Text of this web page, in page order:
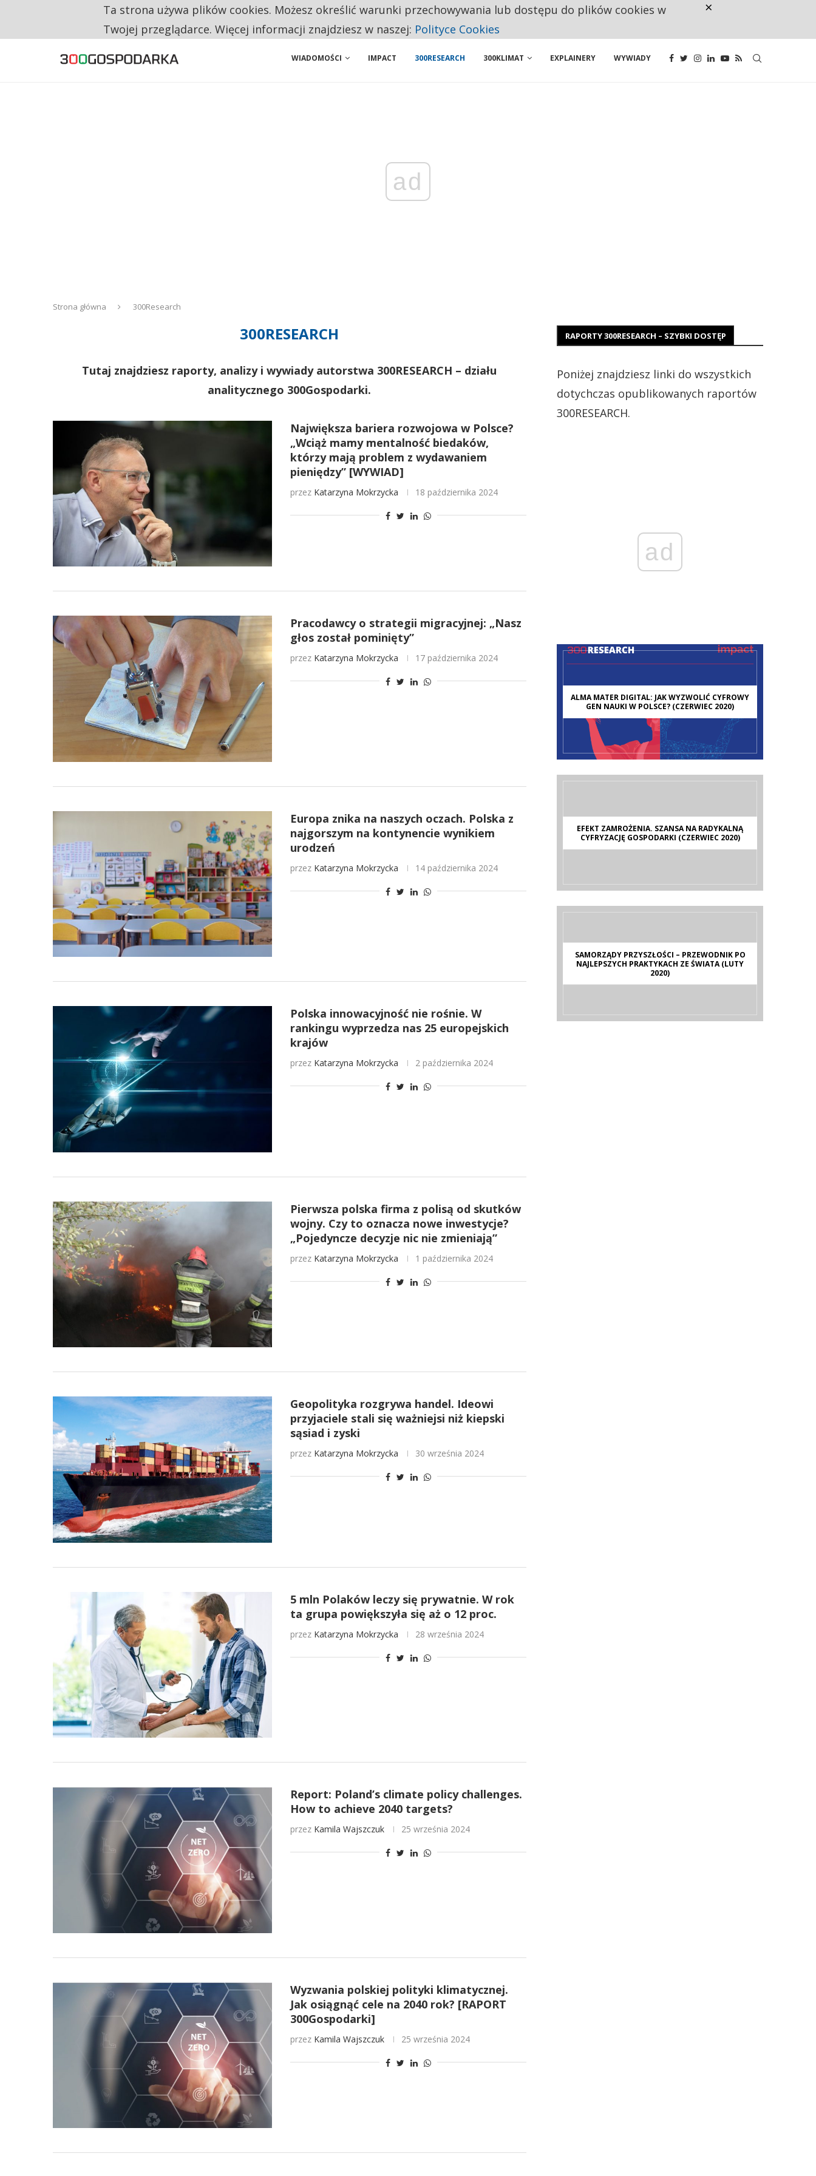
CO TRZECIĄ ZŁOTÓWKĘ Z EMERYTURY SENIORZY PRZEZNACZAJĄ NA PODSTAWOWE ZAKUPY
WIADOMOŚCI IMPACT 300RESEARCH 300KLIMAT EXPLAINERY WYWIADY
ad
Strona główna 300Research
300RESEARCH
Tutaj znajdziesz raporty, analizy i wywiady autorstwa 300RESEARCH – działu
analitycznego 300Gospodarki.
Największa bariera rozwojowa w Polsce?
„Wciąż mamy mentalność biedaków,
którzy mają problem z wydawaniem
pieniędzy” [WYWIAD]
przez Katarzyna Mokrzycka 18 października 2024
Pracodawcy o strategii migracyjnej: „Nasz
głos został pominięty”
przez Katarzyna Mokrzycka 17 października 2024
Europa znika na naszych oczach. Polska z
najgorszym na kontynencie wynikiem
urodzeń
przez Katarzyna Mokrzycka 14 października 2024
Polska innowacyjność nie rośnie. W
rankingu wyprzedza nas 25 europejskich
krajów
przez Katarzyna Mokrzycka 2 października 2024
Pierwsza polska firma z polisą od skutków
wojny. Czy to oznacza nowe inwestycje?
„Pojedyncze decyzje nic nie zmieniają”
przez Katarzyna Mokrzycka 1 października 2024
Geopolityka rozgrywa handel. Ideowi
przyjaciele stali się ważniejsi niż kiepski
sąsiad i zyski
przez Katarzyna Mokrzycka 30 września 2024
5 mln Polaków leczy się prywatnie. W rok
ta grupa powiększyła się aż o 12 proc.
przez Katarzyna Mokrzycka 28 września 2024
Report: Poland’s climate policy challenges.
How to achieve 2040 targets?
przez Kamila Wajszczuk 25 września 2024
Wyzwania polskiej polityki klimatycznej.
Jak osiągnąć cele na 2040 rok? [RAPORT
300Gospodarki]
przez Kamila Wajszczuk 25 września 2024
RAPORTY 300RESEARCH – SZYBKI DOSTĘP
Poniżej znajdziesz linki do wszystkich
dotychczas opublikowanych raportów
300RESEARCH.
ad
ALMA MATER DIGITAL: JAK WYZWOLIĆ CYFROWY
GEN NAUKI W POLSCE? (CZERWIEC 2020)
EFEKT ZAMROŻENIA. SZANSA NA RADYKALNĄ
CYFRYZACJĘ GOSPODARKI (CZERWIEC 2020)
SAMORZĄDY PRZYSZŁOŚCI – PRZEWODNIK PO
NAJLEPSZYCH PRAKTYKACH ZE ŚWIATA (LUTY
2020)
Ta strona używa plików cookies. Możesz określić warunki przechowywania lub dostępu do plików cookies w
Twojej przeglądarce. Więcej informacji znajdziesz w naszej: Polityce Cookies
×